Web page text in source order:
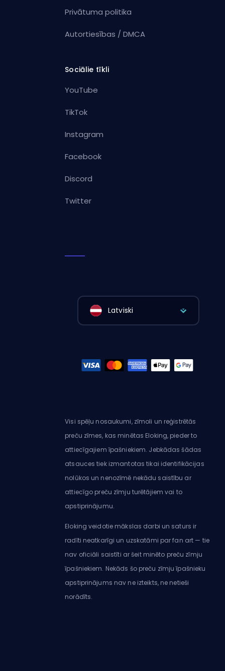
Privātuma politika
Autortiesības / DMCA
Sociālie tīkli
YouTube
TikTok
Instagram
Facebook
Discord
Twitter
Latviski
Visi spēļu nosaukumi, zīmoli un reģistrētās
preču zīmes, kas minētas Eloking, pieder to
attiecīgajiem īpašniekiem. Jebkādas šādas
atsauces tiek izmantotas tikai identifikācijas
nolūkos un nenozīmē nekādu saistību ar
attiecīgo preču zīmju turētājiem vai to
apstiprinājumu.
Eloking veidotie mākslas darbi un saturs ir
radīti neatkarīgi un uzskatāmi par fan art — tie
nav oficiāli saistīti ar šeit minēto preču zīmju
īpašniekiem. Nekāds šo preču zīmju īpašnieku
apstiprinājums nav ne izteikts, ne netieši
norādīts.